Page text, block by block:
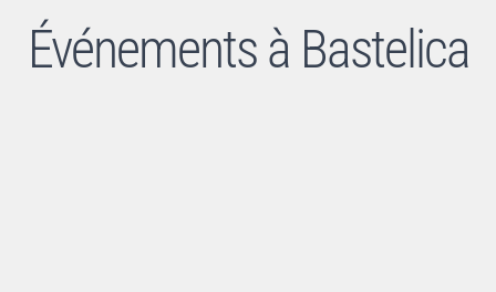
Événements à Bastelica